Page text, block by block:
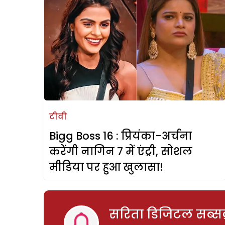
टीवी
Bigg Boss 16 : प्रियंका-अर्चना
करेंगी नागिन 7 में एंट्री, सोशल
मीडिया पर हुआ खुलासा!
सरिता डिजिटल